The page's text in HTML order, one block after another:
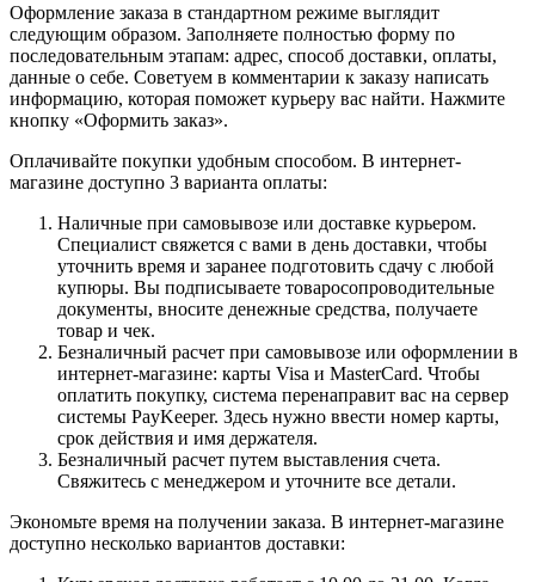
Оформление заказа в стандартном режиме выглядит
следующим образом. Заполняете полностью форму по
последовательным этапам: адрес, способ доставки, оплаты,
данные о себе. Советуем в комментарии к заказу написать
информацию, которая поможет курьеру вас найти. Нажмите
кнопку «Оформить заказ».
Оплачивайте покупки удобным способом. В интернет-
магазине доступно 3 варианта оплаты:
Наличные при самовывозе или доставке курьером.
Специалист свяжется с вами в день доставки, чтобы
уточнить время и заранее подготовить сдачу с любой
купюры. Вы подписываете товаросопроводительные
документы, вносите денежные средства, получаете
товар и чек.
Безналичный расчет при самовывозе или оформлении в
интернет-магазине: карты Visa и MasterCard. Чтобы
оплатить покупку, система перенаправит вас на сервер
системы PayKeeper. Здесь нужно ввести номер карты,
срок действия и имя держателя.
Безналичный расчет путем выставления счета.
Свяжитесь с менеджером и уточните все детали.
Экономьте время на получении заказа. В интернет-магазине
доступно несколько вариантов доставки: